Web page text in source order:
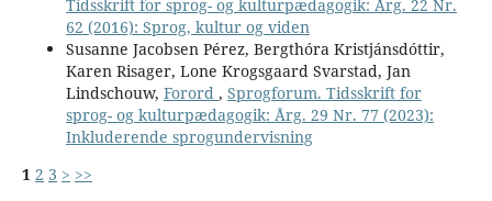
Tidsskrift for sprog- og kulturpædagogik: Årg. 22 Nr.
62 (2016): Sprog, kultur og viden
Susanne Jacobsen Pérez, Bergthóra Kristjánsdóttir,
Karen Risager, Lone Krogsgaard Svarstad, Jan
Lindschouw, Forord , Sprogforum. Tidsskrift for
sprog- og kulturpædagogik: Årg. 29 Nr. 77 (2023):
Inkluderende sprogundervisning
1 2 3 > >>